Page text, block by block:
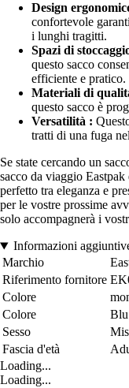
Design
confortevole
i lunghi tragitti.
Spazi di
questo sacco
efficiente e pratico.
Materiali di
questo sacco è
Versatilità :
tratti di una fuga
Se state cercando un
sacco da viaggio
perfetto tra eleganza e
per le vostre prossime
solo accompagnerà i
Informazioni
Marchio
Riferimento fornitore
Colore
Colore
Blu
Sesso
Fascia d'età
Loading...
Loading...